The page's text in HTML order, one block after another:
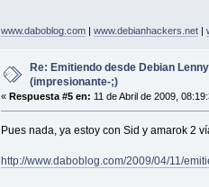
www.daboblog.com| www.debianhackers.net|
Re: Emitiendo desde Debian
(impresionante-;)
« Respuesta #5 en: 11 de Abril de 2009,
Pues nada, ya estoy con Sid y amarok 2
http://www.daboblog.com/2009/04/11/